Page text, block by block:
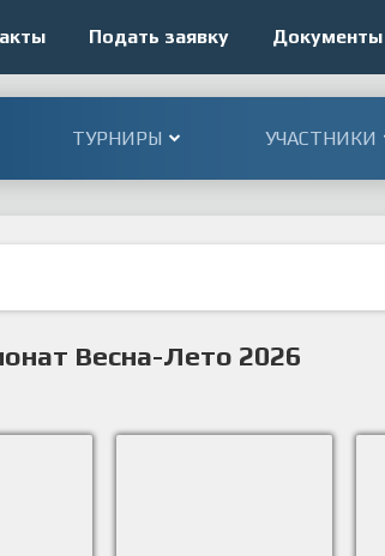
Подать заявку Документы
ТУРНИРЫ УЧАСТНИКИ
Весна-Лето 2026